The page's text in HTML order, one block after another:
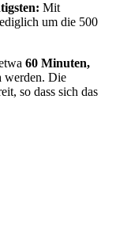
Mit
um die 500
60 Minuten,
werden. Die
so dass sich das